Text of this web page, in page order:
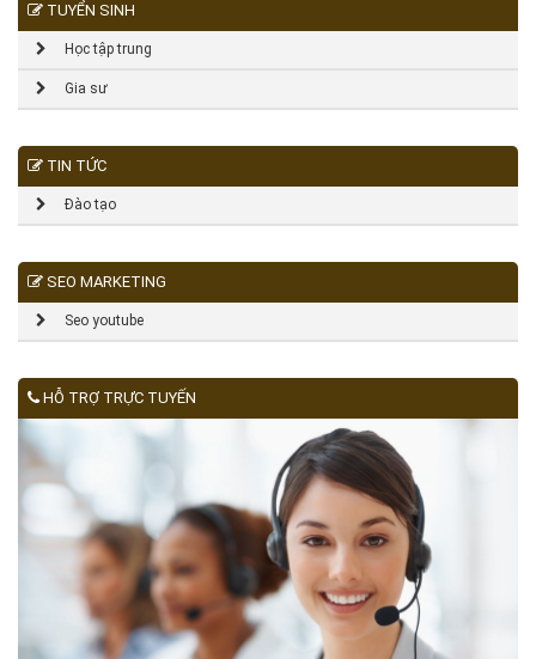
TUYỂN SINH
Học tập trung
Gia sư
TIN TỨC
Đào tạo
SEO MARKETING
Seo youtube
HỖ TRỢ TRỰC TUYẾN